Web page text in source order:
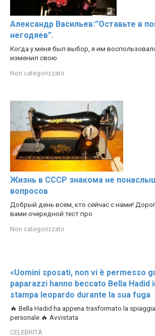
Александр Васильев:”Оставьте в
негодяев”.
Когда у меня был выбор, я им
изменил свою
Non categorizzato
Жизнь в СССР знакома не
вопросов
Добрый день всем, кто сейчас с нами!
вами очередной тест про
Non categorizzato
«Uomini sposati, non vi è permesso
paparazzi hanno beccato Bella Hadid
stampa leopardo durante la sua fuga
🔥 Bella Hadid ha appena trasformato la
personale 🔥 Avvistata
CELEBRITÀ